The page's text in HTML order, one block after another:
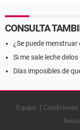
CONSULTA
¿Se puede
Si me sale leche
Días imposibles de
Equipo Condiciones
Aviso